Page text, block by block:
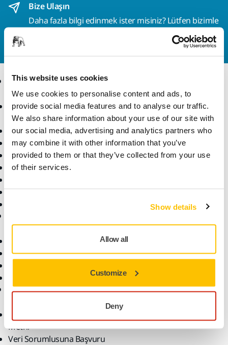
This website uses cookies
We use cookies to personalise content and ads, to
provide social media features and to analyse our traffic.
We also share information about your use of our site with
our social media, advertising and analytics partners who
may combine it with other information that you’ve
provided to them or that they’ve collected from your use
of their services.
Show details
Allow all
Customize
Deny
Bize Ulaşın
Daha fazla bilgi edinmek ister misiniz? Lütfen bizimle
ve uzman ekibimiz sorularınızı
Ürünler
Aksesuarlar ve Sarf
Malzemeler
Bütün Ürünler
Makineler
Öne Çıkanlar
Robotik ve Otomasyon
Sektörler
Uygulamalar
Çözümler
Garanti Koşulları
Hakkımızda
Kariyer
KVKK
Metni
Veri Sorumlusuna Başvuru